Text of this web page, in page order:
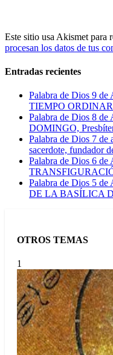
Este sitio usa Akismet para
procesan los datos de tus
Entradas recientes
Palabra de Dios 9
TIEMPO
Palabra de Dios 8
DOMINGO,
Palabra de Dios 7 de
sacerdote, fundador
Palabra de Dios 6 de
Palabra de Dios 5
DE LA BASÍLICA
OTROS TEMAS
1